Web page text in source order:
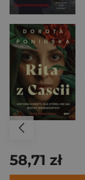
58,71 zł